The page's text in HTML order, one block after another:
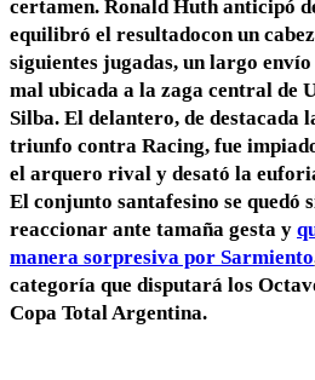
certamen. Ronald Huth anticipó
equilibró el resultadocon un
siguientes jugadas, un largo
mal ubicada a la zaga central de
Silba. El delantero, de destacada
triunfo contra Racing, fue
el arquero rival y desató la
El conjunto santafesino se quedó
reaccionar ante tamaña gesta y
manera sorpresiva por Sarmiento
categoría que disputará los
Copa Total Argentina.